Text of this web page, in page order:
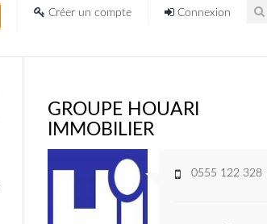
Créer un compte Connexion
GROUPE HOUARI
IMMOBILIER
0555 122 328